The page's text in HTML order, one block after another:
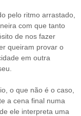
pelo ritmo arrastado,
com que tanto
de nos fazer
queiram provar o
em outra
o que não é o caso,
a cena final numa
ele interpreta uma